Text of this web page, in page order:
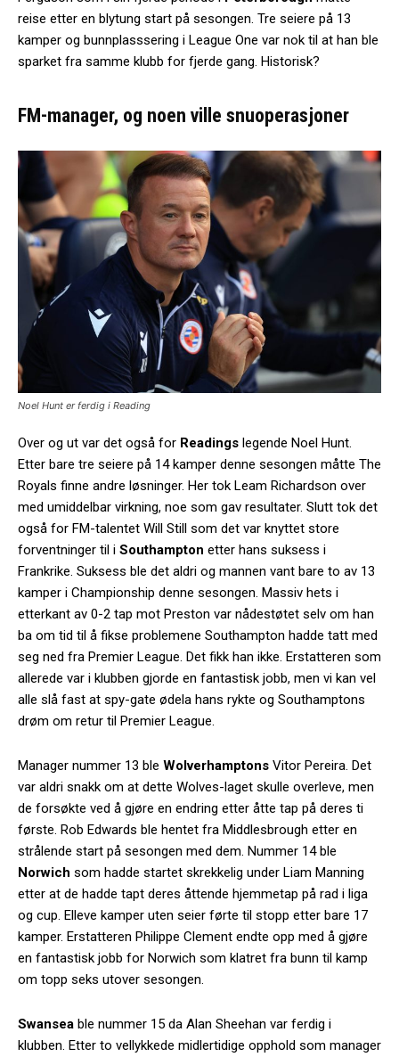
reise etter en blytung start på sesongen. Tre seiere på 13
kamper og bunnplasssering i League One var nok til at han ble
sparket fra samme klubb for fjerde gang. Historisk?
FM-manager, og noen ville snuoperasjoner
Noel Hunt er ferdig i Reading
Over og ut var det også for Readings legende Noel Hunt.
Etter bare tre seiere på 14 kamper denne sesongen måtte The
Royals finne andre løsninger. Her tok Leam Richardson over
med umiddelbar virkning, noe som gav resultater. Slutt tok det
også for FM-talentet Will Still som det var knyttet store
forventninger til i Southampton etter hans suksess i
Frankrike. Suksess ble det aldri og mannen vant bare to av 13
kamper i Championship denne sesongen. Massiv hets i
etterkant av 0-2 tap mot Preston var nådestøtet selv om han
ba om tid til å fikse problemene Southampton hadde tatt med
seg ned fra Premier League. Det fikk han ikke. Erstatteren som
allerede var i klubben gjorde en fantastisk jobb, men vi kan vel
alle slå fast at spy-gate ødela hans rykte og Southamptons
drøm om retur til Premier League.
Manager nummer 13 ble Wolverhamptons Vitor Pereira. Det
var aldri snakk om at dette Wolves-laget skulle overleve, men
de forsøkte ved å gjøre en endring etter åtte tap på deres ti
første. Rob Edwards ble hentet fra Middlesbrough etter en
strålende start på sesongen med dem. Nummer 14 ble
Norwich som hadde startet skrekkelig under Liam Manning
etter at de hadde tapt deres åttende hjemmetap på rad i liga
og cup. Elleve kamper uten seier førte til stopp etter bare 17
kamper. Erstatteren Philippe Clement endte opp med å gjøre
en fantastisk jobb for Norwich som klatret fra bunn til kamp
om topp seks utover sesongen.
Swansea ble nummer 15 da Alan Sheehan var ferdig i
klubben. Etter to vellykkede midlertidige opphold som manager